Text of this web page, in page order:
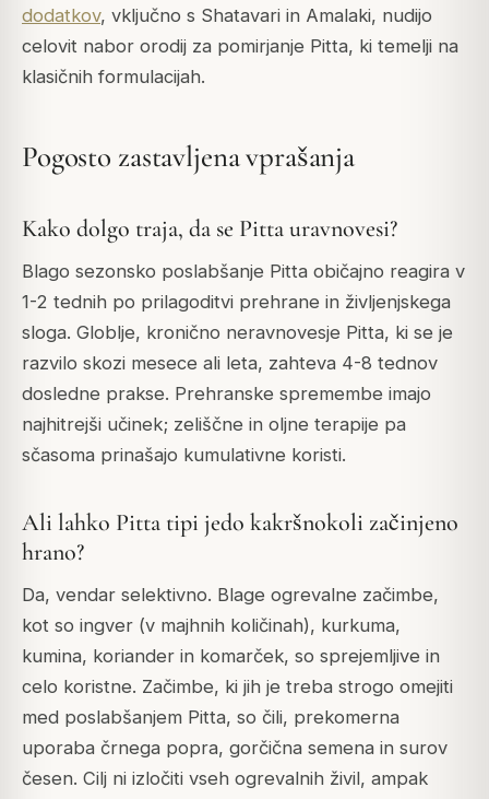
dodatkov, vključno s Shatavari in Amalaki, nudijo
celovit nabor orodij za pomirjanje Pitta, ki temelji na
klasičnih formulacijah.
Pogosto zastavljena vprašanja
Kako dolgo traja, da se Pitta uravnovesi?
Blago sezonsko poslabšanje Pitta običajno reagira v
1-2 tednih po prilagoditvi prehrane in življenjskega
sloga. Globlje, kronično neravnovesje Pitta, ki se je
razvilo skozi mesece ali leta, zahteva 4-8 tednov
dosledne prakse. Prehranske spremembe imajo
najhitrejši učinek; zeliščne in oljne terapije pa
sčasoma prinašajo kumulativne koristi.
Ali lahko Pitta tipi jedo kakršnokoli začinjeno
hrano?
Da, vendar selektivno. Blage ogrevalne začimbe,
kot so ingver (v majhnih količinah), kurkuma,
kumina, koriander in komarček, so sprejemljive in
celo koristne. Začimbe, ki jih je treba strogo omejiti
med poslabšanjem Pitta, so čili, prekomerna
uporaba črnega popra, gorčična semena in surov
česen. Cilj ni izločiti vseh ogrevalnih živil, ampak